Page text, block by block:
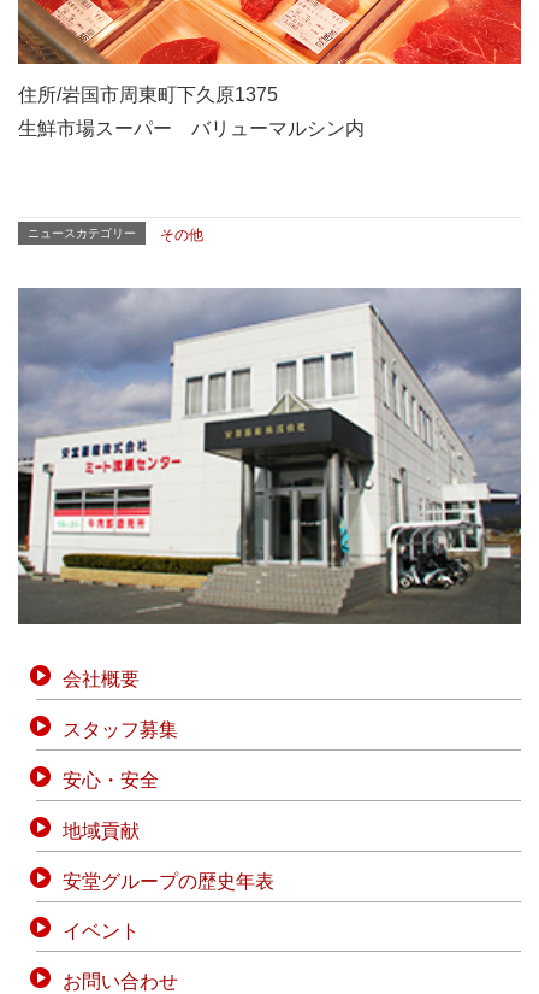
住所/岩国市周東町下久原1375
生鮮市場スーパー バリューマルシン内
ニュースカテゴリー その他
会社概要
スタッフ募集
安心・安全
地域貢献
安堂グループの歴史年表
イベント
お問い合わせ